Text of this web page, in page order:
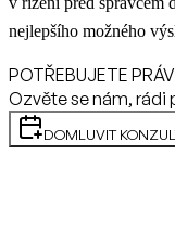
nejlepšího možného
POTŘEBUJETE
Ozvěte se nám, rádi
DOMLUVIT